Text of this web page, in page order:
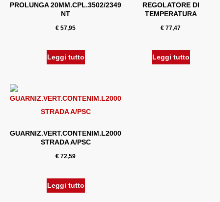
PROLUNGA 20MM.CPL.3502/2349
NT
€ 57,95
Leggi tutto
REGOLATORE DI
TEMPERATURA
€ 77,47
Leggi tutto
GUARNIZ.VERT.CONTENIM.L2000
STRADA A/PSC
€ 72,59
Leggi tutto